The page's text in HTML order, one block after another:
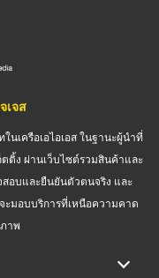
เจส
นเครือเอไอเอส ในฐานะผู้นำที่
ติ้ง ผ่านเว็บไซต์รวมสินค้าและ
สอบและยืนยันตัวตนจริง และ
ะมอบบริการที่เหนือความคาด
าพ